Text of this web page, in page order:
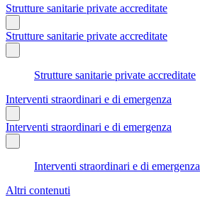
Strutture sanitarie private accreditate
Strutture sanitarie private accreditate
Strutture sanitarie private accreditate
Interventi straordinari e di emergenza
Interventi straordinari e di emergenza
Interventi straordinari e di emergenza
Altri contenuti